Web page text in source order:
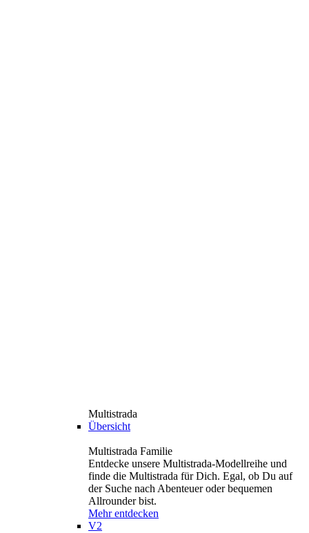
Multistrada
Übersicht
Multistrada Familie
Entdecke unsere Multistrada-Modellreihe und
finde die Multistrada für Dich. Egal, ob Du auf
der Suche nach Abenteuer oder bequemen
Allrounder bist.
Mehr entdecken
V2